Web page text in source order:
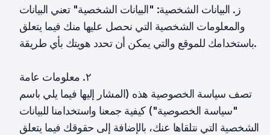
ز. البيانات الشخصية: "البيانات الشخصية" تعني البيانات
والمعلومات الشخصية التي نحصل عليها منك فيما يتعلق
باستخدامك للموقع والتي يمكن أن تحدد هويتك بأي طريقة.
٢. معلومات عامة
تصف سياسة الخصوصية هذه (المشار إليها فيما يلي باسم
"سياسة الخصوصية") كيفية جمعنا واستخدامنا للبيانات
الشخصية التي نتلقاها عنك، بالإضافة إلى حقوقك فيما يتعلق